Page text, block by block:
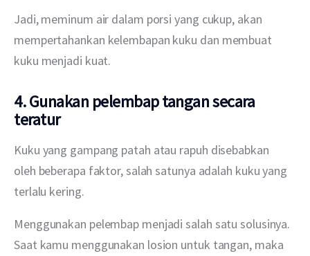
Jadi, meminum air dalam porsi yang cukup, akan
mempertahankan kelembapan kuku dan membuat
kuku menjadi kuat.
4. Gunakan pelembap tangan secara
teratur
Kuku yang gampang patah atau rapuh disebabkan
oleh beberapa faktor, salah satunya adalah kuku yang
terlalu kering.
Menggunakan pelembap menjadi salah satu solusinya.
Saat kamu menggunakan losion untuk tangan, maka